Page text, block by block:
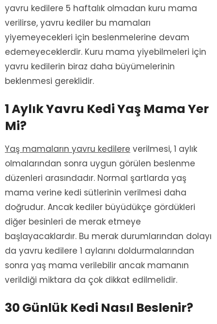
yavru kedilere 5 haftalık olmadan kuru mama
verilirse, yavru kediler bu mamaları
yiyemeyecekleri için beslenmelerine devam
edemeyeceklerdir. Kuru mama yiyebilmeleri için
yavru kedilerin biraz daha büyümelerinin
beklenmesi gereklidir.
1 Aylık Yavru Kedi Yaş Mama Yer
Mi?
Yaş mamaların yavru kedilere verilmesi, 1 aylık
olmalarından sonra uygun görülen beslenme
düzenleri arasındadır. Normal şartlarda yaş
mama verine kedi sütlerinin verilmesi daha
doğrudur. Ancak kediler büyüdükçe gördükleri
diğer besinleri de merak etmeye
başlayacaklardır. Bu merak durumlarından dolayı
da yavru kedilere 1 aylarını doldurmalarından
sonra yaş mama verilebilir ancak mamanın
verildiği miktara da çok dikkat edilmelidir.
30 Günlük Kedi Nasıl Beslenir?